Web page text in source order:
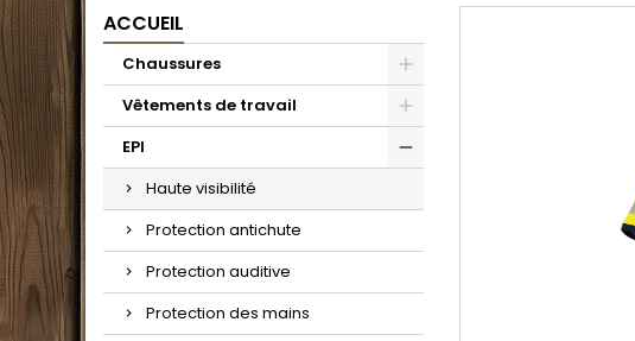
ACCUEIL
Chaussures
Vêtements de travail
EPI
Haute visibilité
Protection antichute
Protection auditive
Protection des mains